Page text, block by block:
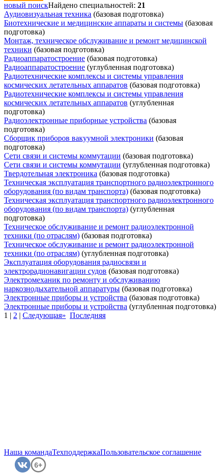
новый поискНайдено специальностей: 21
Аудиовизуальная техника (базовая подготовка)
Биотехнические и медицинские аппараты и системы (базовая
подготовка)
Монтаж, техническое обслуживание и ремонт медицинской
техники (базовая подготовка)
Радиоаппаратостроение (базовая подготовка)
Радиоаппаратостроение (углубленная подготовка)
Радиотехнические комплексы и системы управления
космических летательных аппаратов (базовая подготовка)
Радиотехнические комплексы и системы управления
космических летательных аппаратов (углубленная
подготовка)
Радиоэлектронные приборные устройства (базовая
подготовка)
Сборщик приборов вакуумной электроники (базовая
подготовка)
Сети связи и системы коммутации (базовая подготовка)
Сети связи и системы коммутации (углубленная подготовка)
Твердотельная электроника (базовая подготовка)
Техническая эксплуатация транспортного радиоэлектронного
оборудования (по видам транспорта) (базовая подготовка)
Техническая эксплуатация транспортного радиоэлектронного
оборудования (по видам транспорта) (углубленная
подготовка)
Техническое обслуживание и ремонт радиоэлектронной
техники (по отраслям) (базовая подготовка)
Техническое обслуживание и ремонт радиоэлектронной
техники (по отраслям) (углубленная подготовка)
Эксплуатация оборудования радиосвязи и
электрорадионавигации судов (базовая подготовка)
Электромеханик по ремонту и обслуживанию
наркознодыхательной аппаратуры (базовая подготовка)
Электронные приборы и устройства (базовая подготовка)
Электронные приборы и устройства (углубленная подготовка)
1 | 2 | Следующая» Последняя
Наша командаТехподдержкаПользовательское соглашение